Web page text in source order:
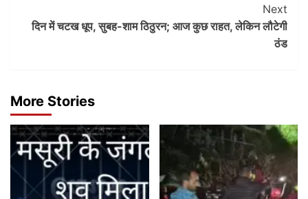
Next
दिन में चटख धूप, सुबह-शाम ठिठुरन; आज कुछ राहत, लेकिन लौटेगी
ठंड
More Stories